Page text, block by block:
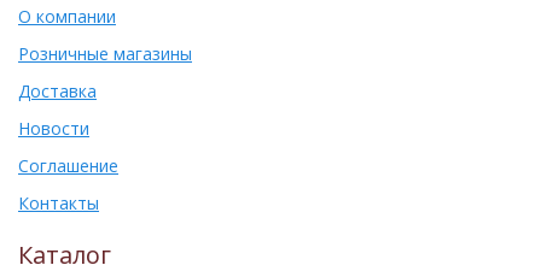
О компании
Розничные магазины
Доставка
Новости
Соглашение
Контакты
Каталог